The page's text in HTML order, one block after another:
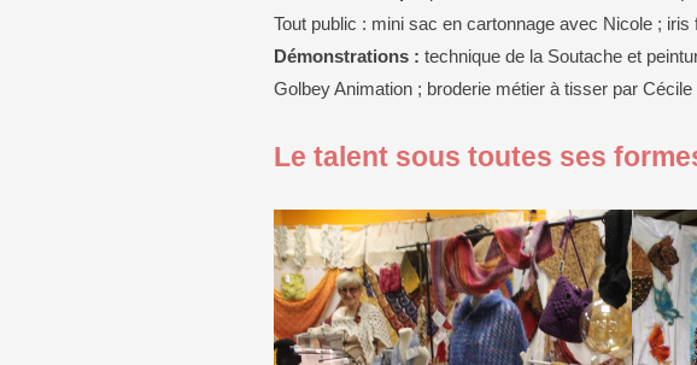
Tout public : mini sac en cartonnage avec Nicole ; iris
Démonstrations : technique de la Soutache et
Golbey Animation ; broderie métier à tisser par
Le talent sous toutes ses